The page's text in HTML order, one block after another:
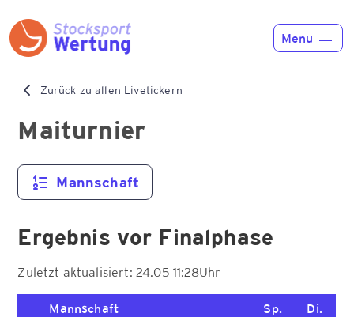
Menu
Funktionen
Preise
Zurück zu allen Livetickern
Maiturnier
Mannschaft
Ergebnis vor Finalphase
Zuletzt aktualisiert: 24.05 11:28Uhr
Mannschaft Sp. Di.